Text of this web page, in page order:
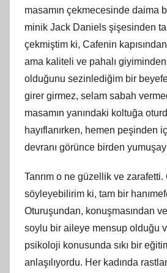
masamın çekmecesinde daima
minik Jack Daniels şişesinden
çekmiştim ki, Cafenin
ama kaliteli ve pahalı giyiminden
olduğunu sezinlediğim bir
girer girmez, selam sabah
masamın yanındaki koltuğa
hayıflanırken, hemen peşinden
devranı görünce birden
Tanrım o ne güzellik ve
söyleyebilirim ki, tam bir
Oturuşundan, konuşmasından ve
soylu bir aileye mensup olduğu
psikoloji konusunda sıkı bir
anlaşılıyordu. Her kadında